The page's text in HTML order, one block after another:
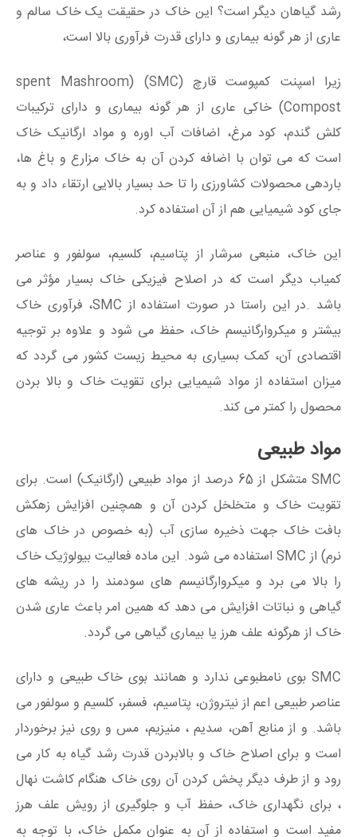
رشد گیاهان دیگر است؟ این خاک در حقیقت یک خاک سالم و
عاری از هر گونه بیماری و دارای قدرت فرآوری بالا است،
زیرا اسپنت کمپوست قارچ (SMC) (spent Mashroom
Compost) خاکی عاری از هر گونه بیماری و دارای ترکیبات
کلش گندم، کود مرغ، اضافات آب اوره و مواد ارگانیک خاک
است که می توان با اضافه کردن آن به خاک مزارع و باغ ها،
باردهی محصولات کشاورزی را تا حد بسیار بالایی ارتقاء داد و به
جای کود شیمیایی هم از آن استفاده کرد.
این خاک، منبعی سرشار از پتاسیم، کلسیم، سولفور و عناصر
کمیاب دیگر است که در اصلاح فیزیکی خاک بسیار مؤثر می
باشد .در این راستا در صورت استفاده از SMC، فرآوری خاک
بیشتر و میکروارگانیسم خاک، حفظ می شود و علاوه بر توجیه
اقتصادی آن، کمک بسیاری به محیط زیست کشور می گردد که
میزان استفاده از مواد شیمیایی برای تقویت خاک و بالا بردن
محصول را کمتر می کند.
مواد طبیعی
SMC متشکل از 65 درصد از مواد طبیعی (ارگانیک) است. برای
تقویت خاک و متخلخل کردن آن و همچنین افزایش زهکش
بافت خاک جهت ذخیره سازی آب (به خصوص در خاک های
نرم) از SMC استفاده می شود. این ماده فعالیت بیولوژیک خاک
را بالا می برد و میکروارگانیسم های سودمند را در ریشه های
گیاهی و نباتات افزایش می دهد که همین امر باعث عاری شدن
خاک از هرگونه علف هرز یا بیماری گیاهی می گردد.
SMC بوی نامطبوعی ندارد و همانند بوی خاک طبیعی و دارای
عناصر طبیعی اعم از نیتروژن، پتاسیم، فسفر، کلسیم و سولفور می
باشد. و از منابع آهن، سدیم ، منیزیم، مس و روی نیز برخوردار
است و برای اصلاح خاک و بالابردن قدرت رشد گیاه به کار می
رود و از طرف دیگر پخش کردن آن روی خاک هنگام کاشت نهال
، برای نگهداری خاک، حفظ آب و جلوگیری از رویش علف هرز
مفید است و استفاده از آن به عنوان مکمل خاک، با توجه به